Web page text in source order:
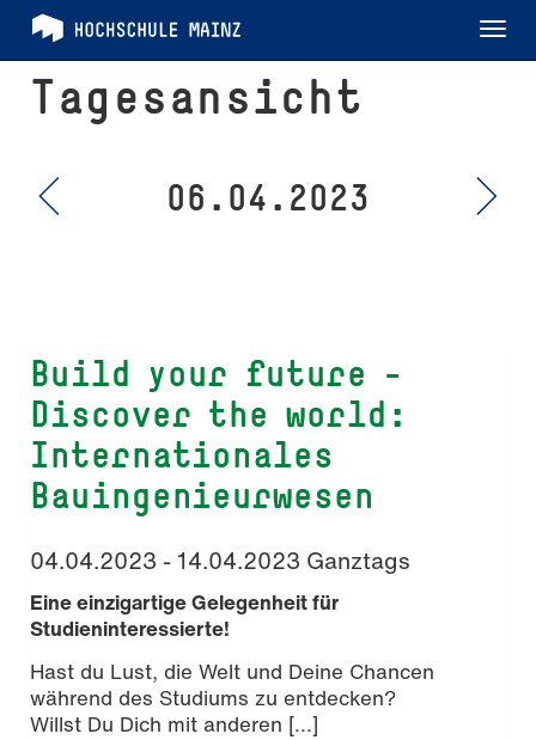
Tagesansicht
06.04.2023
Build your future -
Discover the world:
Internationales
Bauingenieurwesen
04.04.2023 - 14.04.2023 Ganztags
Eine einzigartige Gelegenheit für
Studieninteressierte!
Hast du Lust, die Welt und Deine Chancen
während des Studiums zu entdecken?
Willst Du Dich mit anderen [...]